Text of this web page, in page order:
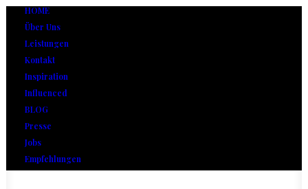
HOME
Über Uns
Leistungen
Kontakt
Inspiration
Influenced
BLOG
Presse
Jobs
Empfehlungen